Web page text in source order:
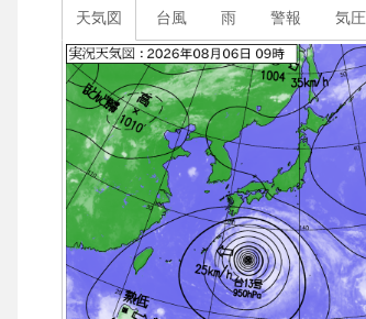
天気図 台風 雨 警報 気圧